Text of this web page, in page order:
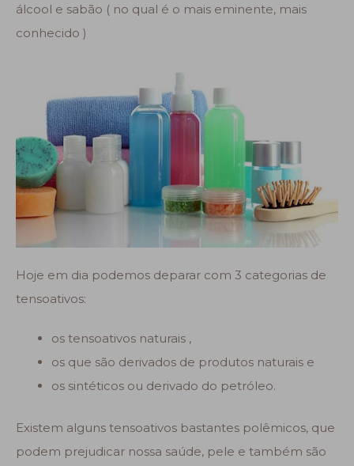
álcool e sabão ( no qual é o mais eminente, mais
conhecido )
Hoje em dia podemos deparar com 3 categorias de
tensoativos:
os tensoativos naturais ,
os que são derivados de produtos naturais e
os sintéticos ou derivado do petróleo.
Existem alguns tensoativos bastantes polêmicos, que
podem prejudicar nossa saúde, pele e também são